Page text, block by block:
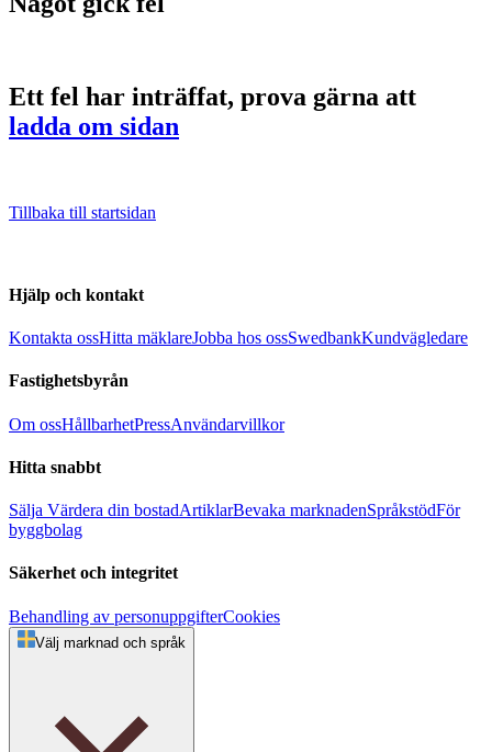
Ett fel har inträffat, prova gärna att
ladda om sidan
Tillbaka till startsidan
Hjälp och kontakt
Kontakta ossHitta mäklareJobba hos ossSwedbankKundvägledare
Fastighetsbyrån
Om ossHållbarhetPressAnvändarvillkor
Hitta snabbt
Sälja Värdera din bostadArtiklarBevaka marknadenSpråkstödFör
byggbolag
Säkerhet och integritet
Behandling av personuppgifterCookies
Välj marknad och språk